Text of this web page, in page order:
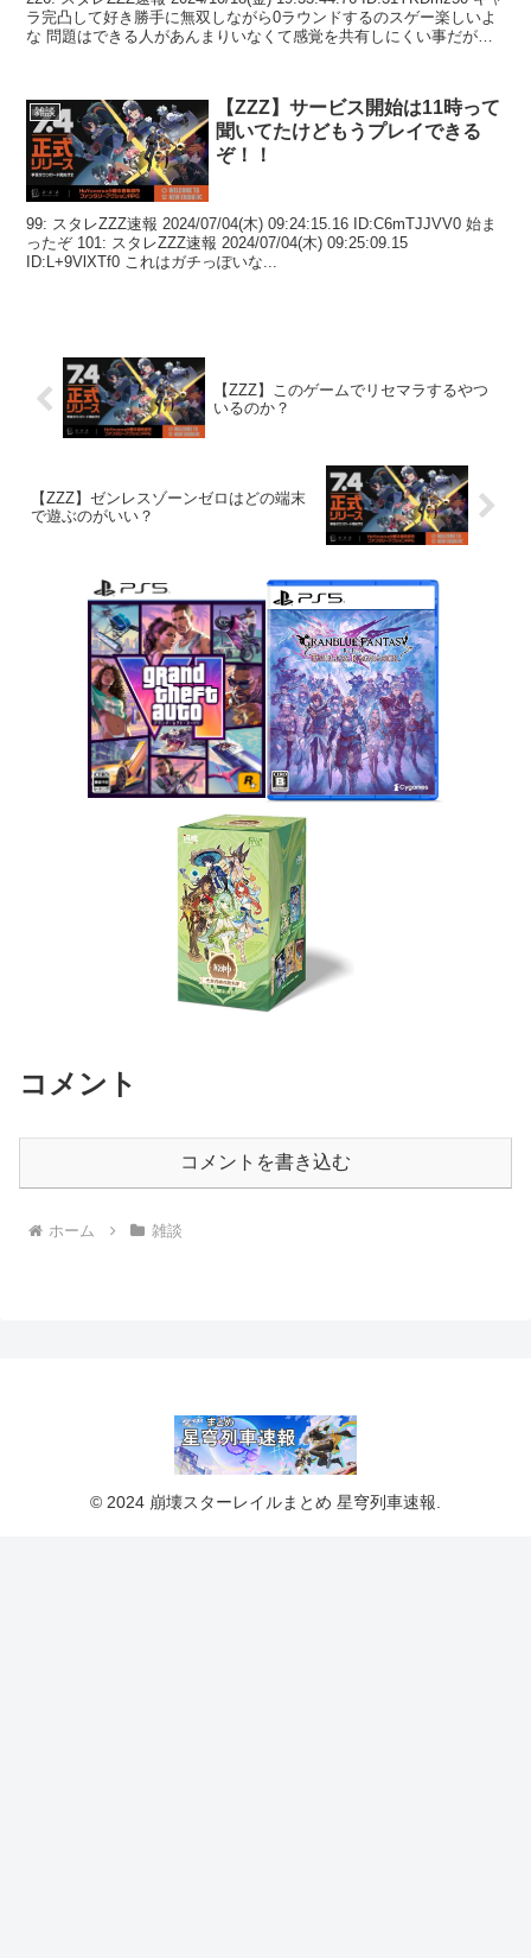
ラ完凸して好き勝手に無双しながら0ラウンドするのスゲー楽しいよ
な 問題はできる人があんまりいなくて感覚を共有しにくい事だが
雑談
【ZZZ】サービス開始は11時って
聞いてたけどもうプレイできる
ぞ！！
99: スタレZZZ速報 2024/07/04(木) 09:24:15.16 ID:C6mTJJVV0 始ま
ったぞ 101: スタレZZZ速報 2024/07/04(木) 09:25:09.15
ID:L+9VlXTf0 これはガチっぽいな...
【ZZZ】このゲームでリセマラするやつ
いるのか？
【ZZZ】ゼンレスゾーンゼロはどの端末
で遊ぶのがいい？
コメント
コメントを書き込む
ホーム 雑談
© 2024 崩壊スターレイルまとめ 星穹列車速報.